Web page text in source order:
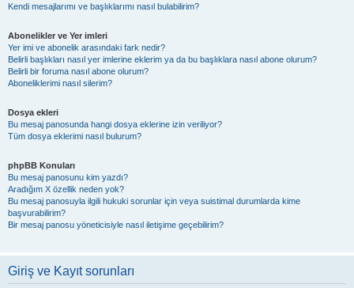
Kendi mesajlarımı ve başlıklarımı nasıl bulabilirim?
Abonelikler ve Yer imleri
Yer imi ve abonelik arasındaki fark nedir?
Belirli başlıkları nasıl yer imlerine eklerim ya da bu başlıklara nasıl abone olurum?
Belirli bir foruma nasıl abone olurum?
Aboneliklerimi nasıl silerim?
Dosya ekleri
Bu mesaj panosunda hangi dosya eklerine izin veriliyor?
Tüm dosya eklerimi nasıl bulurum?
phpBB Konuları
Bu mesaj panosunu kim yazdı?
Aradığım X özellik neden yok?
Bu mesaj panosuyla ilgili hukuki sorunlar için veya suistimal durumlarda kime
başvurabilirim?
Bir mesaj panosu yöneticisiyle nasıl iletişime geçebilirim?
Giriş ve Kayıt sorunları